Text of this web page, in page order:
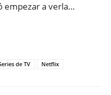
empezar a verla…
de TV Netflix